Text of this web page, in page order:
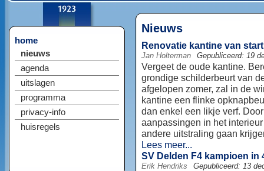
home
nieuws
agenda
uitslagen
programma
privacy-info
huisregels
Nieuws
Renovatie kantine van start
Jan Holterman Gepubliceerd: 19
Vergeet de oude kantine.
grondige schilderbeurt van
afgelopen zomer, zal in de
kantine een flinke
dan enkel een likje verf.
aanpassingen in het
andere uitstraling gaan
Lees meer...
SV Delden F4 kampioen in
Erik Hendriks Gepubliceerd: 13